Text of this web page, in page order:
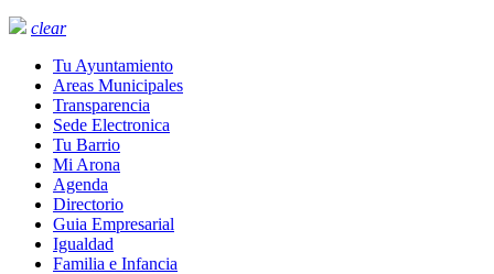
clear
Tu Ayuntamiento
Areas Municipales
Transparencia
Sede Electronica
Tu Barrio
Mi Arona
Agenda
Directorio
Guia Empresarial
Igualdad
Familia e Infancia